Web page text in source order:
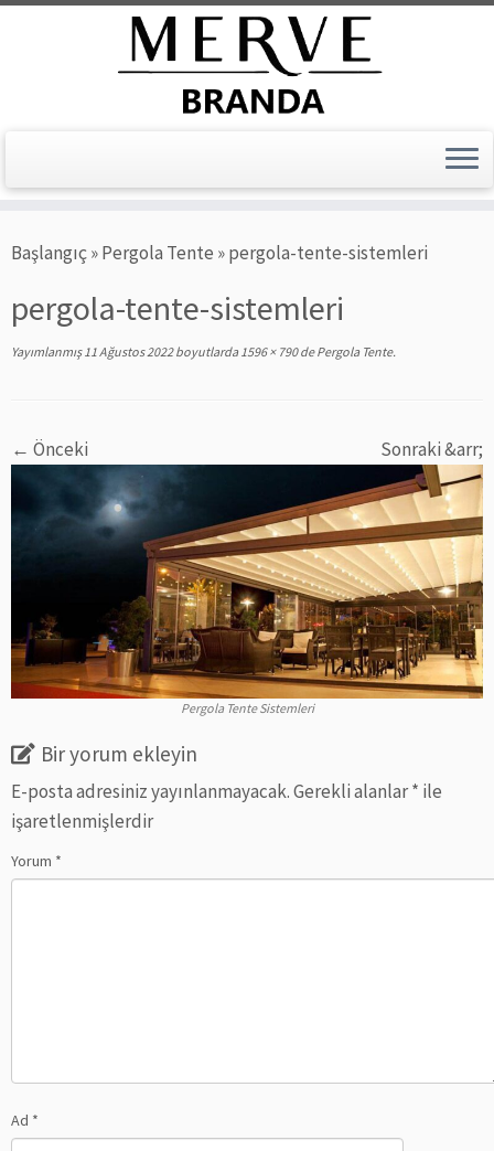
toBaşlangıç»Pergola Tente »pergola-tente-sistemleri
pergola-tente-sistemleri
Yayımlanmış 11 Ağustos 2022boyutlarda1596 × 790dePergola Tente.
← Önceki Sonraki &arr;
Pergola Tente Sistemleri
Bir yorum ekleyin
E-posta adresiniz yayınlanmayacak.Gerekli alanlar* ile
işaretlenmişlerdir
Yorum *
Ad *